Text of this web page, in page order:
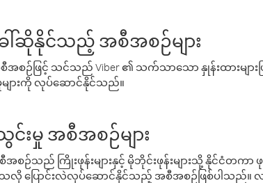
ါ်ဆိုနိုင်သည့် အစီအစဉ်များ
စီအစဉ်ဖြင့် သင်သည် Viber ၏ သက်သာသော နှုန်းထားမျ
များကို လုပ်ဆောင်နိုင်သည်။
င်းမှု အစီအစဉ်များ
အစဉ်သည် ကြိုးဖုန်းများနှင့် မိုဘိုင်းဖုန်းများသို့ နိုင်ငံတ
ပြောင်းလဲလုပ်ဆောင်နိုင်သည့် အစီအစဉ်ဖြစ်ပါသည်။